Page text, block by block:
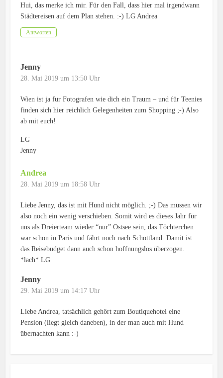
Hui, das merke ich mir. Für den Fall, dass hier mal irgendwann
Städtereisen auf dem Plan stehen. :-) LG Andrea
Antworten
Jenny
28. Mai 2019 um 13:50 Uhr
Wien ist ja für Fotografen wie dich ein Traum – und für Teenies
finden sich hier reichlich Gelegenheiten zum Shopping ;-) Also
ab mit euch!
LG
Jenny
Andrea
28. Mai 2019 um 18:58 Uhr
Liebe Jenny, das ist mit Hund nicht möglich. ;-) Das müssen wir
also noch ein wenig verschieben. Somit wird es dieses Jahr für
uns als Dreierteam wieder “nur” Ostsee sein, das Töchterchen
war schon in Paris und fährt noch nach Schottland. Damit ist
das Reisebudget dann auch schon hoffnungslos überzogen.
*lach* LG
Jenny
29. Mai 2019 um 14:17 Uhr
Liebe Andrea, tatsächlich gehört zum Boutiquehotel eine
Pension (liegt gleich daneben), in der man auch mit Hund
übernachten kann :-)